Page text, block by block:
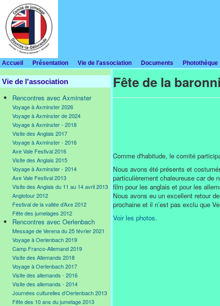
Accueil Présentation Vie de l'association Documents Photothèque
Vie de l'association
Rencontres avec Axminster
Voyage à Axminster 2026
Voyage à Axminster de 2024
Voyage à Axminster - 2018
Visite des Anglais 2017
Voyage à Axminster - 2016
Axe Vale Festival 2016
Visite des Anglais 2015
Voyage à Axminster - 2014
Axe Vale Festival 2013
Visite des Anglais du 11 au 14 avril 2013
Anglotour 2012
Festival de la vallée d’Axe 2012
Fête des jumelages 2012
Rencontres avec Oerlenbach
Message de Verena du 25 février 2021
Voyage à Oerlenbach 2019
Camp Franco-Allemand 2019
Visite des Allemands 2018
Voyage à Oerlenbach 2017
Visite des allemands - 2016
Visite des allemands - 2014
Journées culturelles d’Oerlenbach 2013
Fête des 10 ans du jumelage 2013
Fête de la
Comme d'habitude, le comité
Nous avons été présents et
particulièrement chaleureuse car de
film pour les anglais et pour les
Nous avons eu un excellent retour
prochaine et il n’est pas exclu que
Voir les photos.